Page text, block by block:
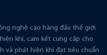
nghệ cao hàng đầu thế giới
khí, cam kết cung cấp cho
và phát hiện khí đạt tiêu chuẩn